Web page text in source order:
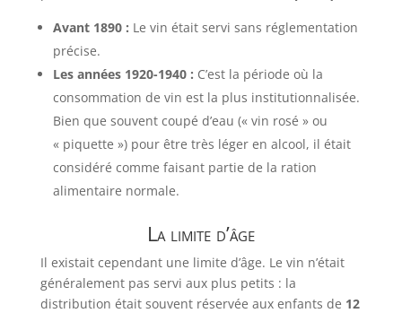
Avant 1890 : Le vin était servi sans réglementation
précise.
Les années 1920-1940 : C’est la période où la
consommation de vin est la plus institutionnalisée.
Bien que souvent coupé d’eau (« vin rosé » ou
« piquette ») pour être très léger en alcool, il était
considéré comme faisant partie de la ration
alimentaire normale.
La limite d’âge
Il existait cependant une limite d’âge. Le vin n’était
généralement pas servi aux plus petits : la
distribution était souvent réservée aux enfants de 12